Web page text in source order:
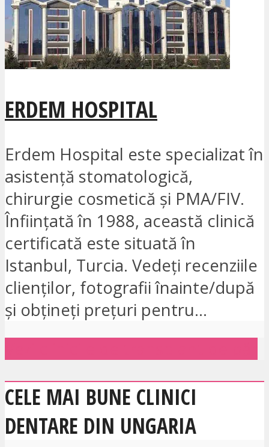
ERDEM HOSPITAL
Erdem Hospital este specializat în
asistență stomatologică,
chirurgie cosmetică și PMA/FIV.
Înființată în 1988, această clinică
certificată este situată în
Istanbul, Turcia. Vedeți recenziile
clienților, fotografii înainte/după
și obțineți prețuri pentru...
CELE MAI BUNE CLINICI
DENTARE DIN UNGARIA